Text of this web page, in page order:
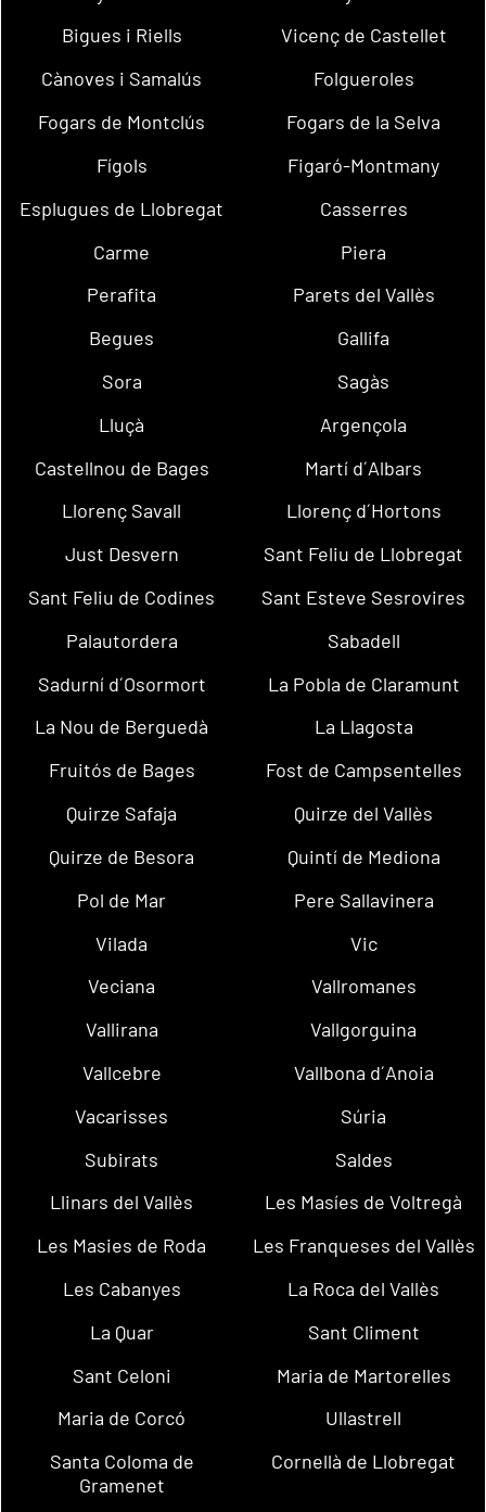
Bigues i Riells
Vicenç de Castellet
Cànoves i Samalús
Folgueroles
Fogars de Montclús
Fogars de la Selva
Fígols
Figaró-Montmany
Esplugues de Llobregat
Casserres
Carme
Piera
Perafita
Parets del Vallès
Begues
Gallifa
Sora
Sagàs
Lluçà
Argençola
Castellnou de Bages
Martí d´Albars
Llorenç Savall
Llorenç d´Hortons
Just Desvern
Sant Feliu de Llobregat
Sant Feliu de Codines
Sant Esteve Sesrovires
Palautordera
Sabadell
Sadurní d´Osormort
La Pobla de Claramunt
La Nou de Berguedà
La Llagosta
Fruitós de Bages
Fost de Campsentelles
Quirze Safaja
Quirze del Vallès
Quirze de Besora
Quintí de Mediona
Pol de Mar
Pere Sallavinera
Vilada
Vic
Veciana
Vallromanes
Vallirana
Vallgorguina
Vallcebre
Vallbona d´Anoia
Vacarisses
Súria
Subirats
Saldes
Llinars del Vallès
Les Masíes de Voltregà
Les Masies de Roda
Les Franqueses del Vallès
Les Cabanyes
La Roca del Vallès
La Quar
Sant Climent
Sant Celoni
Maria de Martorelles
Maria de Corcó
Ullastrell
Santa Coloma de
Gramenet
Cornellà de Llobregat